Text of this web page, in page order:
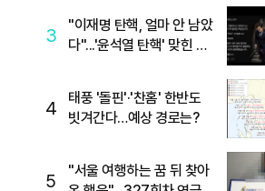
3
"이재명 탄핵, 얼마 안 남았
다"...'윤석열 탄핵' 맞힌 무
4
태풍 '돌핀'·'찬홈' 한반도
빗겨간다…예상 경로는?
5
"서울 여행하는 꿈 뒤 찾아